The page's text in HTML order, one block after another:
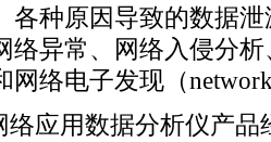
各种原因导致的数据
络异常、网络入侵分
网络电子发现（
络应用数据分析仪产